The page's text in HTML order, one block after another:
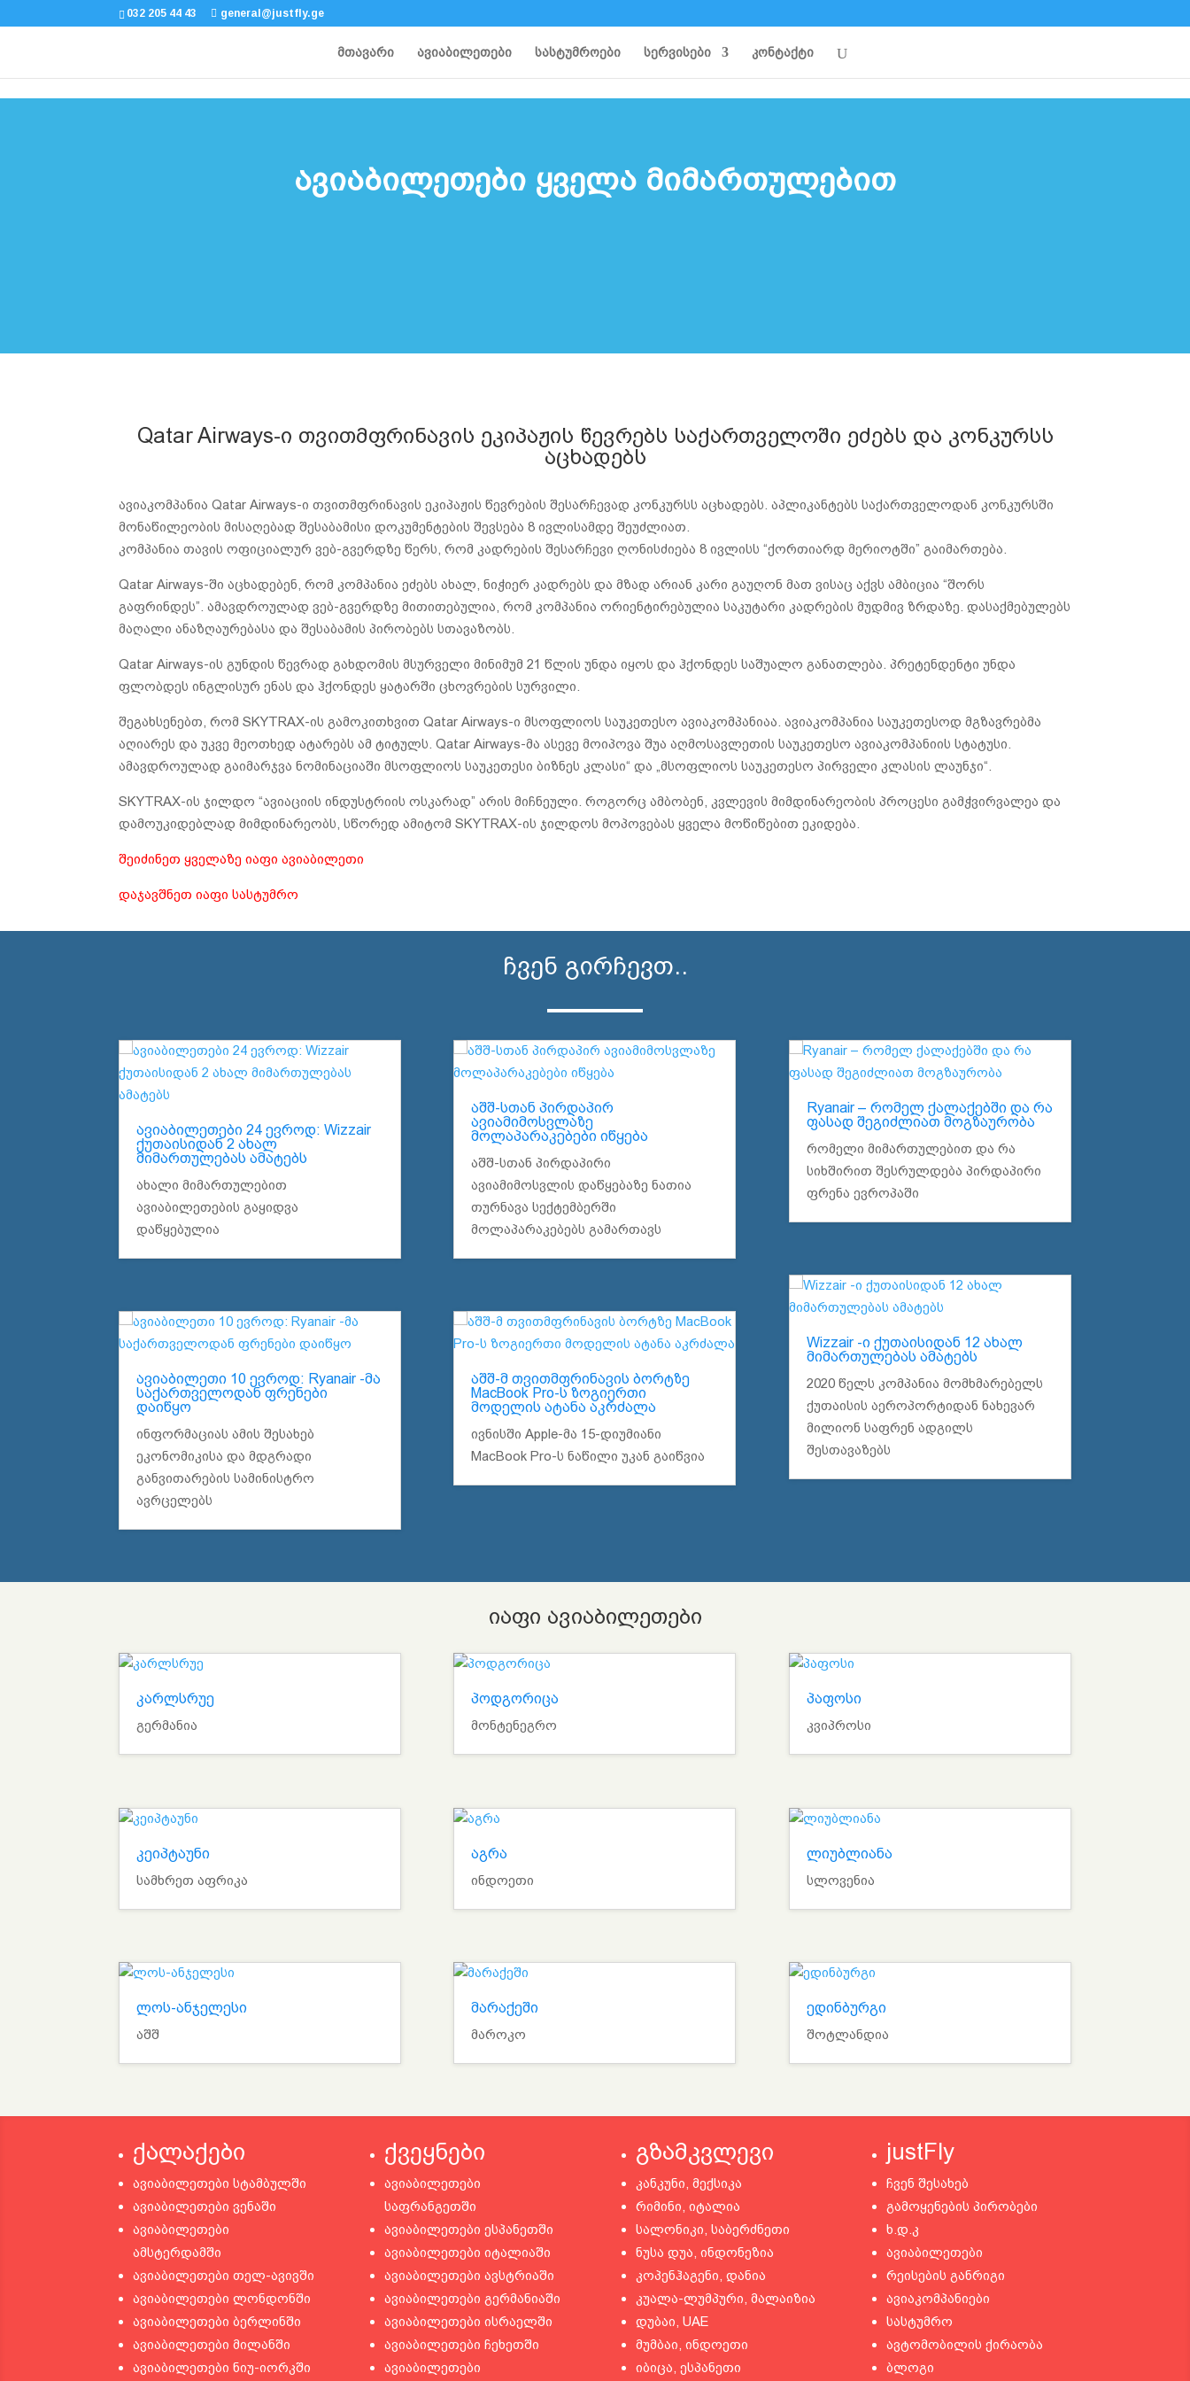
032 205 44 43 general@justfly.ge
მთავარი ავიაბილეთები სასტუმროები სერვისები კონტაქტი
ავიაბილეთები ყველა მიმართულებით
Qatar Airways-ი თვითმფრინავის ეკიპაჟის წევრებს საქართველოში ეძებს და კონკურსს
აცხადებს
ავიაკომპანია Qatar Airways-ი თვითმფრინავის ეკიპაჟის წევრების შესარჩევად კონკურსს აცხადებს. აპლიკანტებს საქართველოდან კონკურსში
მონაწილეობის მისაღებად შესაბამისი დოკუმენტების შევსება 8 ივლისამდე შეუძლიათ.
კომპანია თავის ოფიციალურ ვებ-გვერდზე წერს, რომ კადრების შესარჩევი ღონისძიება 8 ივლისს “ქორთიარდ მერიოტში” გაიმართება.
Qatar Airways-ში აცხადებენ, რომ კომპანია ეძებს ახალ, ნიჭიერ კადრებს და მზად არიან კარი გაუღონ მათ ვისაც აქვს ამბიცია “შორს
გაფრინდეს”. ამავდროულად ვებ-გვერდზე მითითებულია, რომ კომპანია ორიენტირებულია საკუტარი კადრების მუდმივ ზრდაზე. დასაქმებულებს
მაღალი ანაზღაურებასა და შესაბამის პირობებს სთავაზობს.
Qatar Airways-ის გუნდის წევრად გახდომის მსურველი მინიმუმ 21 წლის უნდა იყოს და ჰქონდეს საშუალო განათლება. პრეტენდენტი უნდა
ფლობდეს ინგლისურ ენას და ჰქონდეს ყატარში ცხოვრების სურვილი.
შეგახსენებთ, რომ SKYTRAX-ის გამოკითხვით Qatar Airways-ი მსოფლიოს საუკეთესო ავიაკომპანიაა. ავიაკომპანია საუკეთესოდ მგზავრებმა
აღიარეს და უკვე მეოთხედ ატარებს ამ ტიტულს. Qatar Airways-მა ასევე მოიპოვა შუა აღმოსავლეთის საუკეთესო ავიაკომპანიის სტატუსი.
ამავდროულად გაიმარჯვა ნომინაციაში მსოფლიოს საუკეთესი ბიზნეს კლასი“ და „მსოფლიოს საუკეთესო პირველი კლასის ლაუნჯი“.
SKYTRAX-ის ჯილდო “ავიაციის ინდუსტრიის ოსკარად” არის მიჩნეული. როგორც ამბობენ, კვლევის მიმდინარეობის პროცესი გამჭვირვალეა და
დამოუკიდებლად მიმდინარეობს, სწორედ ამიტომ SKYTRAX-ის ჯილდოს მოპოვებას ყველა მოწიწებით ეკიდება.
შეიძინეთ ყველაზე იაფი ავიაბილეთი
დაჯავშნეთ იაფი სასტუმრო
ჩვენ გირჩევთ..
ავიაბილეთები 24 ევროდ: Wizzair
ქუთაისიდან 2 ახალ
მიმართულებას ამატებს
ახალი მიმართულებით
ავიაბილეთების გაყიდვა
დაწყებულია
ავიაბილეთი 10 ევროდ: Ryanair -მა
საქართველოდან ფრენები
დაიწყო
ინფორმაციას ამის შესახებ
ეკონომიკისა და მდგრადი
განვითარების სამინისტრო
ავრცელებს
აშშ-სთან პირდაპირ
ავიამიმოსვლაზე
მოლაპარაკებები იწყება
აშშ-სთან პირდაპირი
ავიამიმოსვლის დაწყებაზე ნათია
თურნავა სექტემბერში
მოლაპარაკებებს გამართავს
აშშ-მ თვითმფრინავის ბორტზე
MacBook Pro-ს ზოგიერთი
მოდელის ატანა აკრძალა
ივნისში Apple-მა 15-დიუმიანი
MacBook Pro-ს ნაწილი უკან გაიწვია
Ryanair – რომელ ქალაქებში და რა
ფასად შეგიძლიათ მოგზაურობა
რომელი მიმართულებით და რა
სიხშირით შესრულდება პირდაპირი
ფრენა ევროპაში
Wizzair -ი ქუთაისიდან 12 ახალ
მიმართულებას ამატებს
2020 წელს კომპანია მომხმარებელს
ქუთაისის აეროპორტიდან ნახევარ
მილიონ საფრენ ადგილს
შესთავაზებს
იაფი ავიაბილეთები
კარლსრუე
გერმანია
კეიპტაუნი
სამხრეთ აფრიკა
ლოს-ანჯელესი
აშშ
პოდგორიცა
მონტენეგრო
აგრა
ინდოეთი
მარაქეში
მაროკო
პაფოსი
კვიპროსი
ლიუბლიანა
სლოვენია
ედინბურგი
შოტლანდია
ქალაქები
ავიაბილეთები სტამბულში
ავიაბილეთები ვენაში
ავიაბილეთები
ამსტერდამში
ავიაბილეთები თელ-ავივში
ავიაბილეთები ლონდონში
ავიაბილეთები ბერლინში
ავიაბილეთები მილანში
ავიაბილეთები ნიუ-იორკში
ქვეყნები
ავიაბილეთები
საფრანგეთში
ავიაბილეთები ესპანეთში
ავიაბილეთები იტალიაში
ავიაბილეთები ავსტრიაში
ავიაბილეთები გერმანიაში
ავიაბილეთები ისრაელში
ავიაბილეთები ჩეხეთში
ავიაბილეთები
გზამკვლევი
კანკუნი, მექსიკა
რიმინი, იტალია
სალონიკი, საბერძნეთი
ნუსა დუა, ინდონეზია
კოპენჰაგენი, დანია
კუალა-ლუმპური, მალაიზია
დუბაი, UAE
მუმბაი, ინდოეთი
იბიცა, ესპანეთი
justFly
ჩვენ შესახებ
გამოყენების პირობები
ხ.დ.კ
ავიაბილეთები
რეისების განრიგი
ავიაკომპანიები
სასტუმრო
ავტომობილის ქირაობა
ბლოგი